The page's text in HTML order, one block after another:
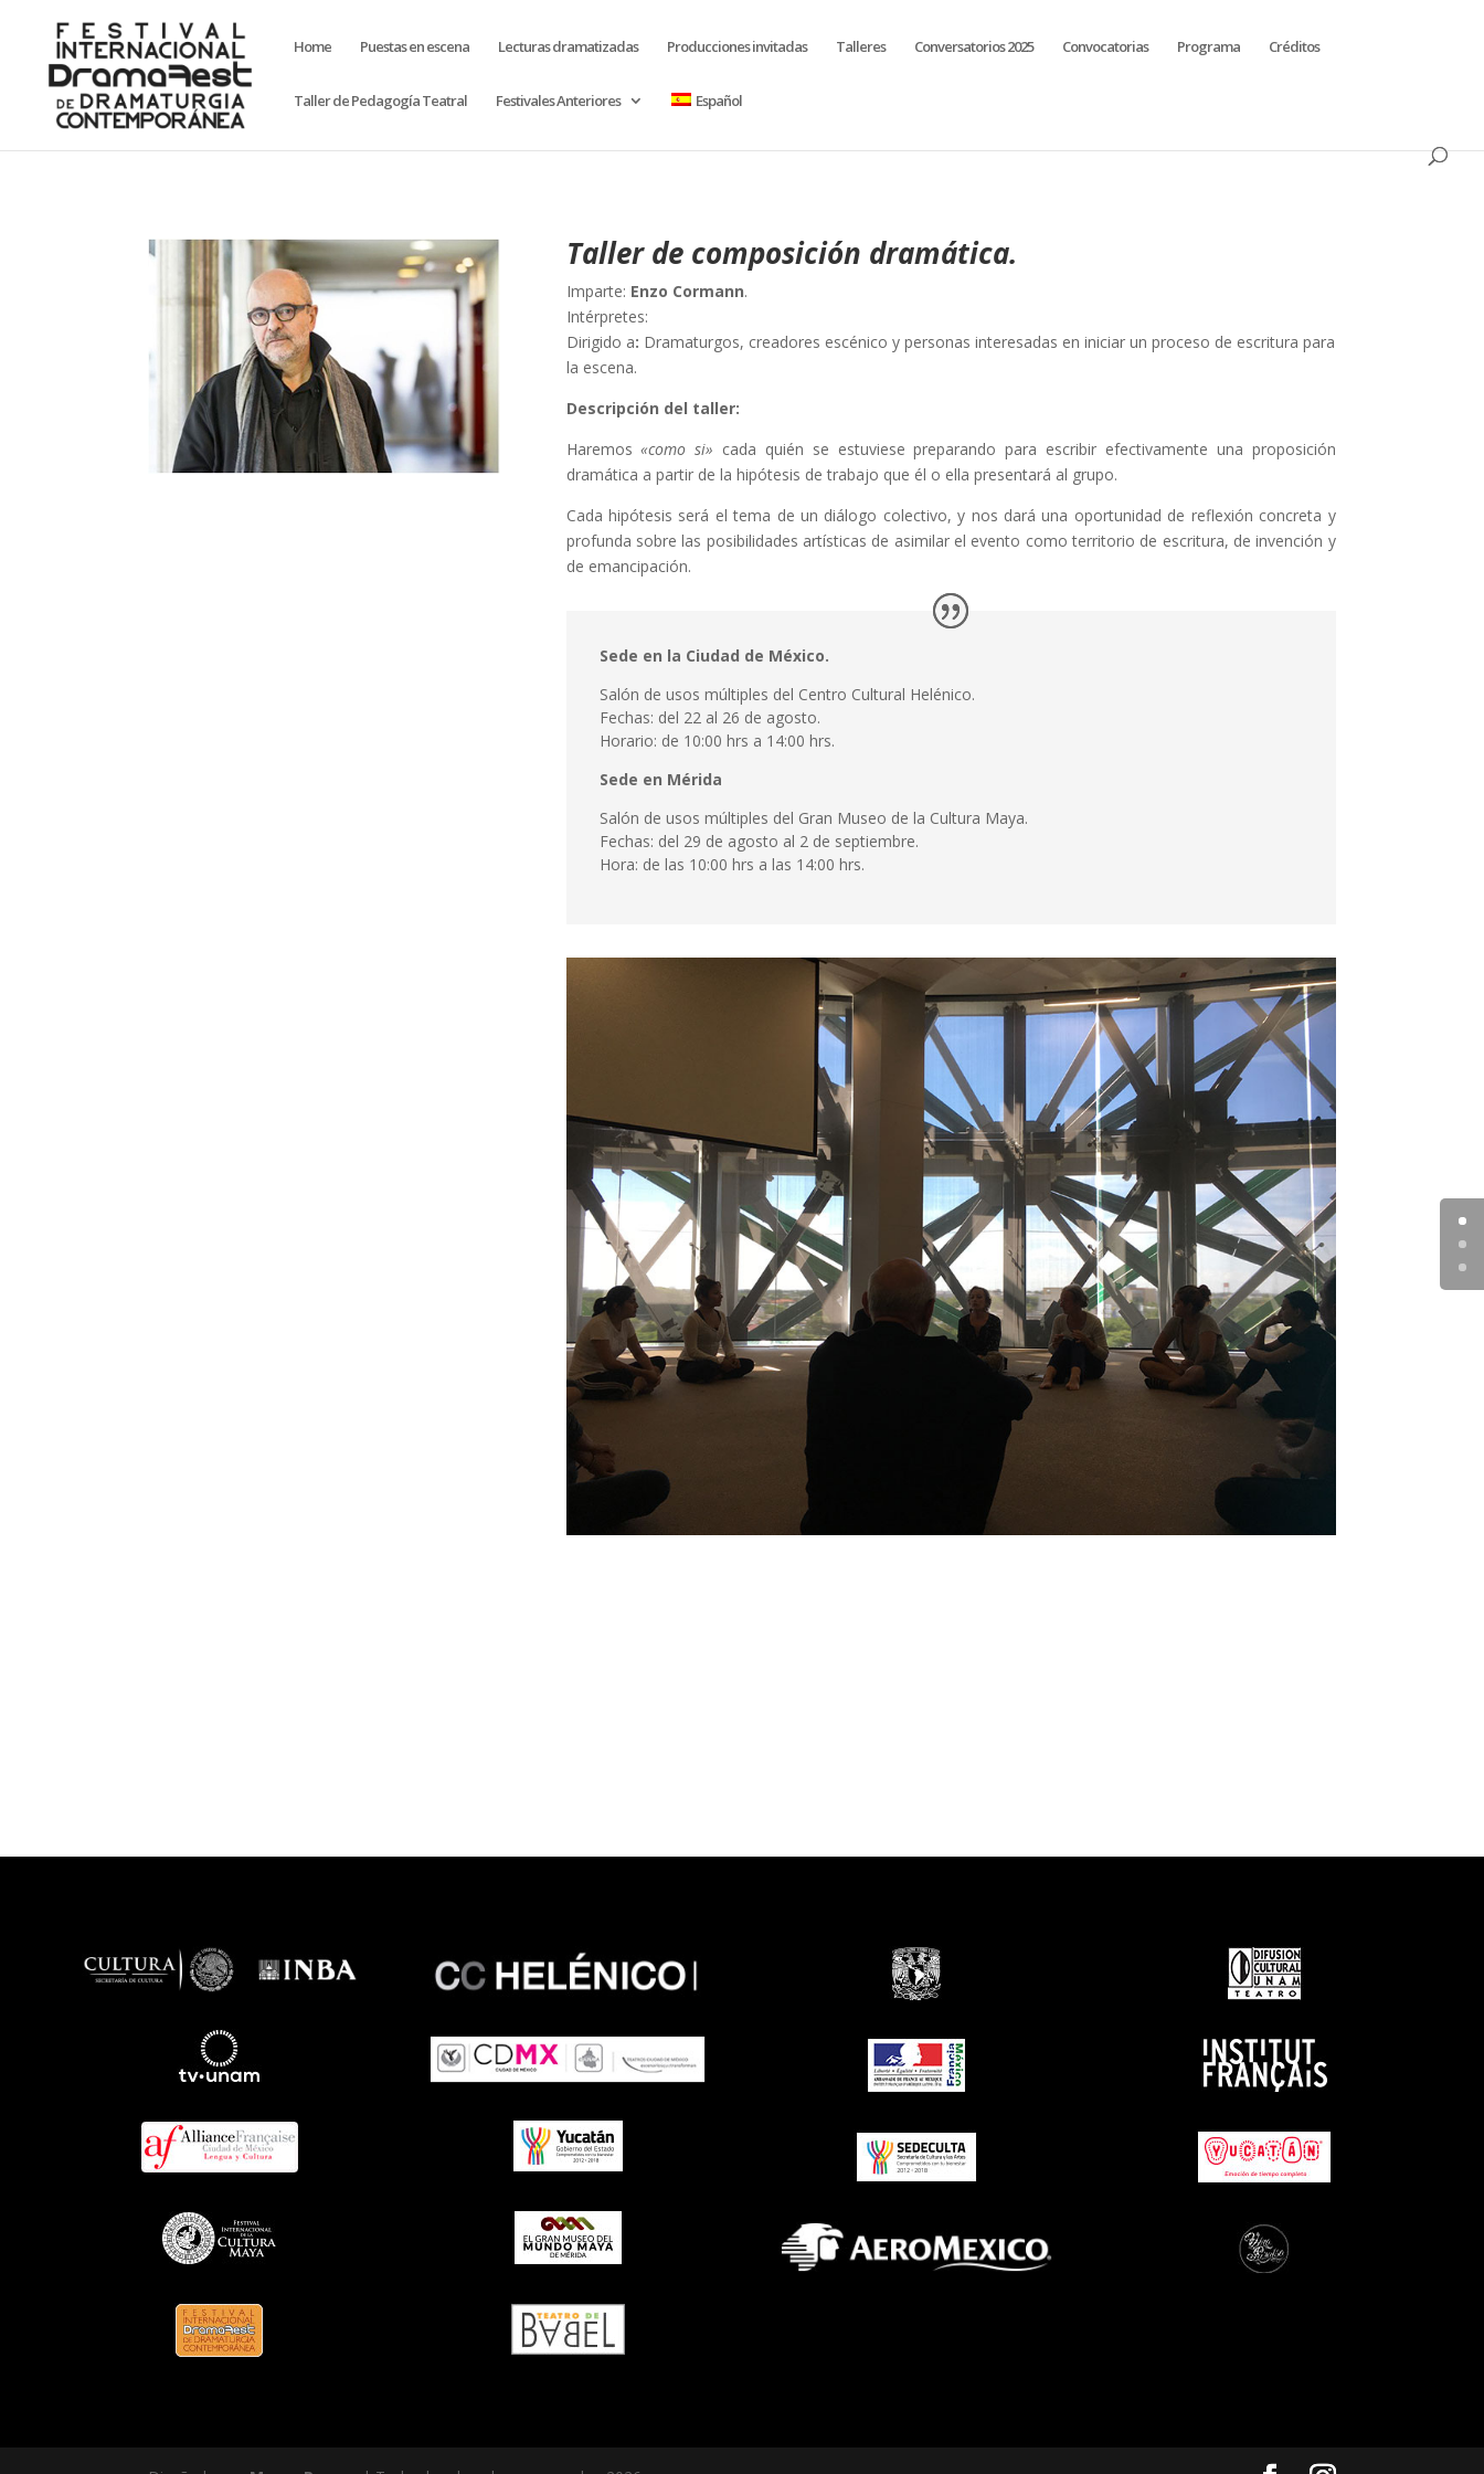
Home Puestas en escena Lecturas dramatizadas Producciones invitadas Talleres Conversatorios 2025 Convocatorias Programa Créditos
Taller de Pedagogía Teatral Festivales Anteriores Español
Taller de composición dramática.
Imparte: Enzo Cormann.
Intérpretes:
Dirigido a: Dramaturgos, creadores escénico y personas interesadas en iniciar un proceso de escritura para
la escena.
Descripción del taller:
Haremos«como si» cada quién se estuviese preparando para escribir efectivamente una proposición
dramática a partir de la hipótesis de trabajo que él o ella presentará al grupo.
Cada hipótesis será el tema de un diálogo colectivo, y nos dará una oportunidad de reflexión concreta y
profunda sobre las posibilidades artísticas de asimilar el evento como territorio de escritura, de invención y
de emancipación.
Sede en la Ciudad de México.
Salón de usos múltiples del Centro Cultural Helénico.
Fechas: del 22 al 26 de agosto.
Horario: de 10:00 hrs a 14:00 hrs.
Sede en Mérida
Salón de usos múltiples del Gran Museo de la Cultura Maya.
Fechas: del 29 de agosto al 2 de septiembre.
Hora: de las 10:00 hrs a las 14:00 hrs.